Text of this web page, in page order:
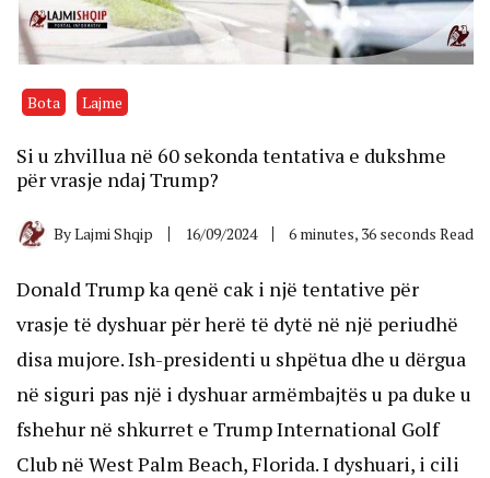
Bota Lajme
Si u zhvillua në 60 sekonda tentativa e dukshme
për vrasje ndaj Trump?
ByLajmi Shqip 16/09/2024 6 minutes, 36 seconds Read
Donald Trump ka qenë cak i një tentative për
vrasje të dyshuar për herë të dytë në një periudhë
disa mujore. Ish-presidenti u shpëtua dhe u dërgua
në siguri pas një i dyshuar armëmbajtës u pa duke u
fshehur në shkurret e Trump International Golf
Club në West Palm Beach, Florida. I dyshuari, i cili